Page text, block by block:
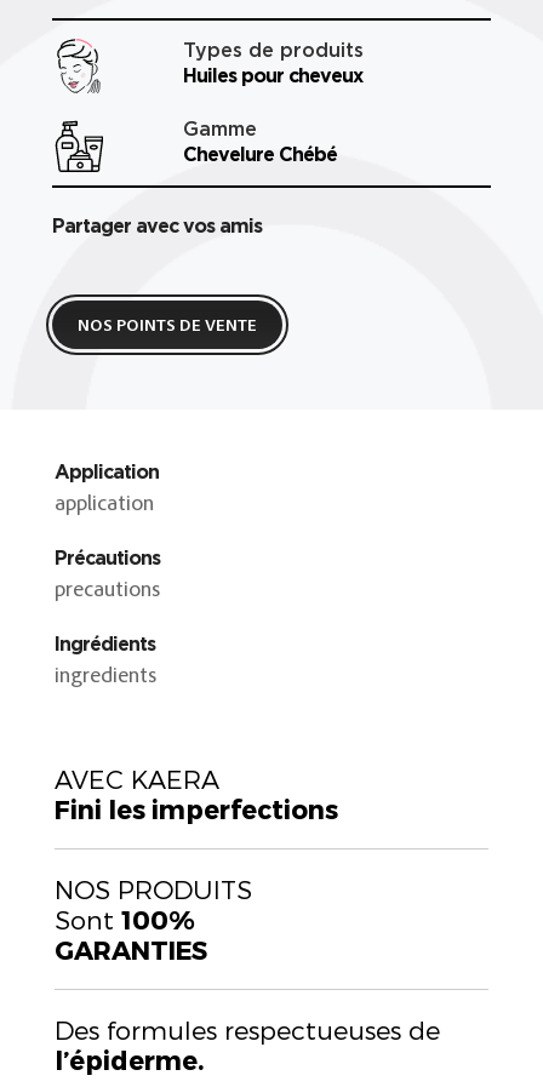
Types de produits
Huiles pour cheveux
Gamme
Chevelure Chébé
Partager avec vos amis
NOS POINTS DE VENTE
Application
application
Précautions
precautions
Ingrédients
ingredients
AVEC KAERA
Fini les imperfections
NOS PRODUITS
Sont 100%
GARANTIES
Des formules respectueuses de
l’épiderme.